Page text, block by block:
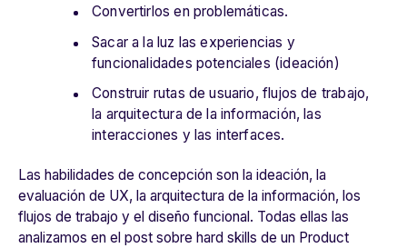
Convertirlos en problemáticas.
Sacar a la luz las experiencias y
funcionalidades potenciales (ideación)
Construir rutas de usuario, flujos de trabajo,
la arquitectura de la información, las
interacciones y las interfaces.
Las habilidades de concepción son la ideación, la
evaluación de UX, la arquitectura de la información, los
flujos de trabajo y el diseño funcional. Todas ellas las
analizamos en el post sobre hard skills de un Product